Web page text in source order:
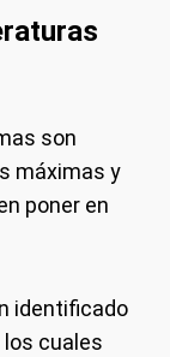
son
máximas y
poner en
identificado
cuales